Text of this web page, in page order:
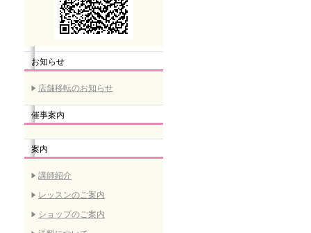
お知らせ
店舗移転のお知らせ
催事案内
案内
講師紹介
レッスンのご案内
ショップのご案内